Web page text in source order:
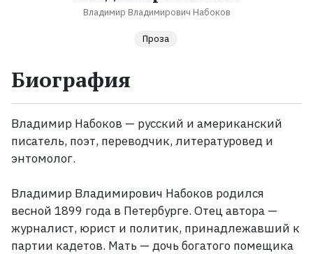
Жанры
Серии
Экранизации
Коллекции
Владимир Владимирович Набоков
Проза
Биография
Владимир Набоков — русский и американский
писатель, поэт, переводчик, литературовед и
энтомолог.
Владимир Владимирович Набоков родился
весной 1899 года в Петербурге. Отец автора —
журналист, юрист и политик, принадлежавший к
партии кадетов. Мать — дочь богатого помещика